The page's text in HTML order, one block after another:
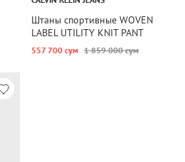
Штаны спортивные WOVEN
LABEL UTILITY KNIT PANT
557 700 сум 1 859 000 сум